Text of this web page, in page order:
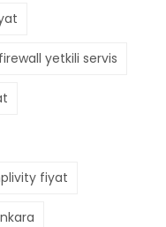
yetkili servis
fiyat